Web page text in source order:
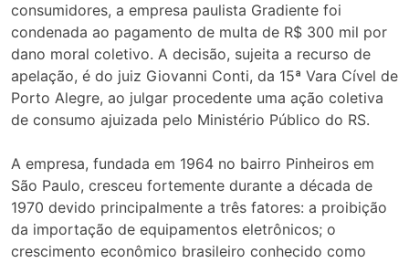
consumidores, a empresa paulista Gradiente foi
condenada ao pagamento de multa de R$ 300 mil por
dano moral coletivo. A decisão, sujeita a recurso de
apelação, é do juiz Giovanni Conti, da 15ª Vara Cível de
Porto Alegre, ao julgar procedente uma ação coletiva
de consumo ajuizada pelo Ministério Público do RS.
A empresa, fundada em 1964 no bairro Pinheiros em
São Paulo, cresceu fortemente durante a década de
1970 devido principalmente a três fatores: a proibição
da importação de equipamentos eletrônicos; o
crescimento econômico brasileiro conhecido como